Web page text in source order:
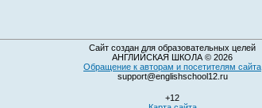
Сайт создан для образовательных целей
АНГЛИЙСКАЯ ШКОЛА © 2026
Обращение к авторам и посетителям сайта
support@englishschool12.ru
+12